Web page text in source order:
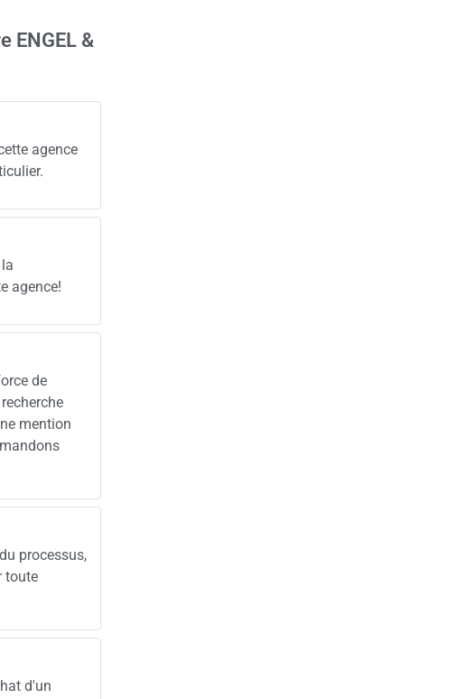
ENGEL &
agence
agence!
de
mention
processus,
toute
d'un